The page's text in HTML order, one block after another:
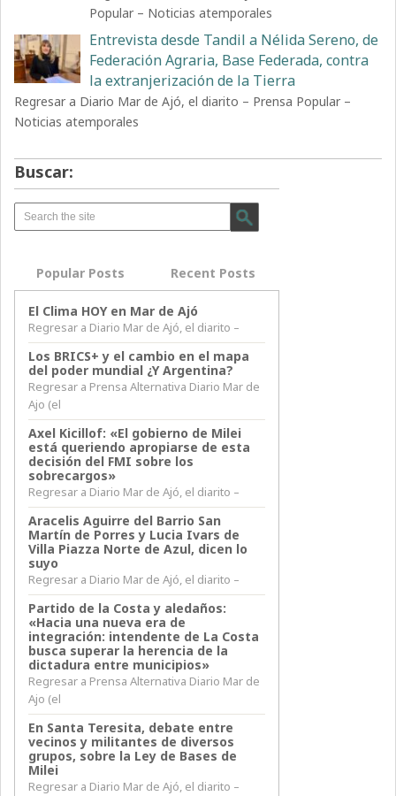
Popular – Noticias atemporales
Entrevista desde Tandil a Nélida Sereno, de
Federación Agraria, Base Federada, contra
la extranjerización de la Tierra
Regresar a Diario Mar de Ajó, el diarito – Prensa Popular –
Noticias atemporales
Buscar:
Popular Posts Recent Posts
El Clima HOY en Mar de Ajó
Regresar a Diario Mar de Ajó, el diarito –
Los BRICS+ y el cambio en el mapa
del poder mundial ¿Y Argentina?
Regresar a Prensa Alternativa Diario Mar de
Ajo (el
Axel Kicillof: «El gobierno de Milei
está queriendo apropiarse de esta
decisión del FMI sobre los
sobrecargos»
Regresar a Diario Mar de Ajó, el diarito –
Aracelis Aguirre del Barrio San
Martín de Porres y Lucia Ivars de
Villa Piazza Norte de Azul, dicen lo
suyo
Regresar a Diario Mar de Ajó, el diarito –
Partido de la Costa y aledaños:
«Hacia una nueva era de
integración: intendente de La Costa
busca superar la herencia de la
dictadura entre municipios»
Regresar a Prensa Alternativa Diario Mar de
Ajo (el
En Santa Teresita, debate entre
vecinos y militantes de diversos
grupos, sobre la Ley de Bases de
Milei
Regresar a Diario Mar de Ajó, el diarito –